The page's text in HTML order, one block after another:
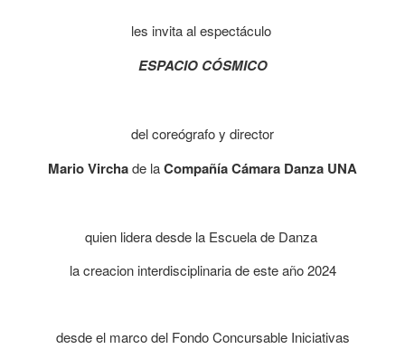
les invita al espectáculo
ESPACIO CÓSMICO
del coreógrafo y director
Mario Virchade laCompañía Cámara Danza UNA
quien lidera desde la Escuela de Danza
la creacion interdisciplinaria de este año 2024
desde el marco del Fondo Concursable Iniciativas